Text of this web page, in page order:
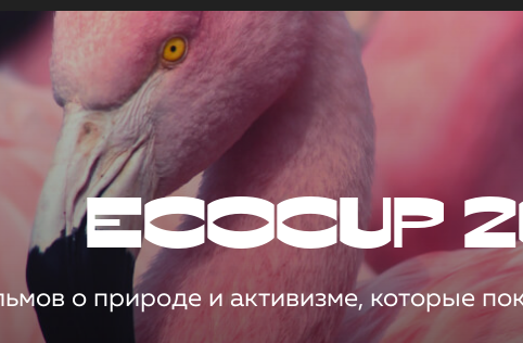
ECOCUP
о природе и активизме, которые